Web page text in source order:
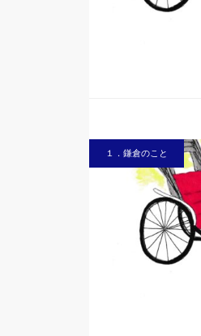
１．鎌倉のこと